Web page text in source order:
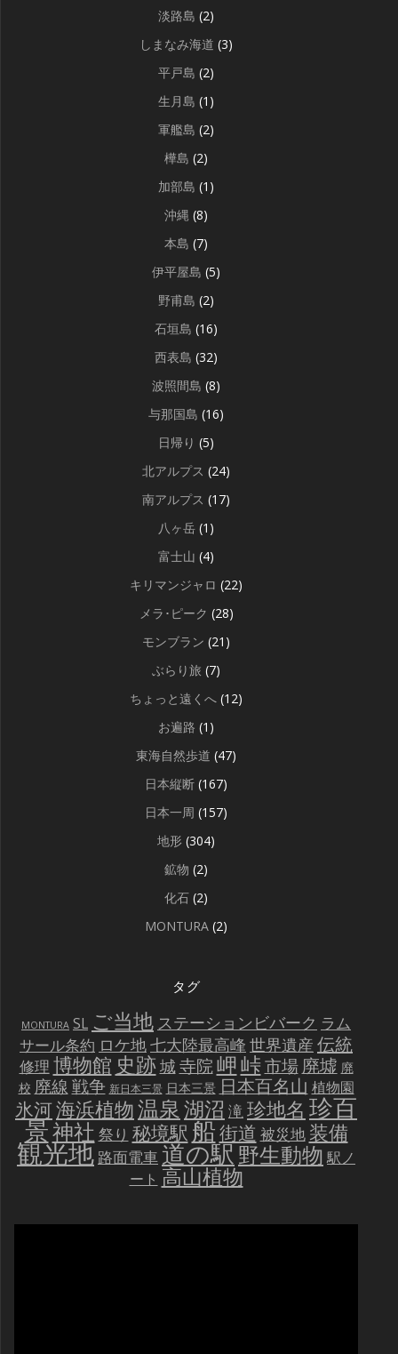
淡路島 (2)
しまなみ海道 (3)
平戸島 (2)
生月島 (1)
軍艦島 (2)
樺島 (2)
加部島 (1)
沖縄 (8)
本島 (7)
伊平屋島 (5)
野甫島 (2)
石垣島 (16)
西表島 (32)
波照間島 (8)
与那国島 (16)
日帰り (5)
北アルプス (24)
南アルプス (17)
八ヶ岳 (1)
富士山 (4)
キリマンジャロ (22)
メラ･ピーク (28)
モンブラン (21)
ぶらり旅 (7)
ちょっと遠くへ (12)
お遍路 (1)
東海自然歩道 (47)
日本縦断 (167)
日本一周 (157)
地形 (304)
鉱物 (2)
化石 (2)
MONTURA (2)
タグ
MONTURA SL ご当地 ステーションビバーク ラム
サール条約 ロケ地七大陸最高峰 世界遺産 伝統
修理 博物館 史跡城寺院岬峠市場 廃墟 廃
校 廃線戦争 新日本三景 日本三景 日本百名山 植物園
氷河海浜植物温泉湖沼 滝珍地名 珍百
景神社 祭り 秘境駅船街道 被災地 装備
観光地 路面電車道の駅野生動物 駅ノ
ート 高山植物